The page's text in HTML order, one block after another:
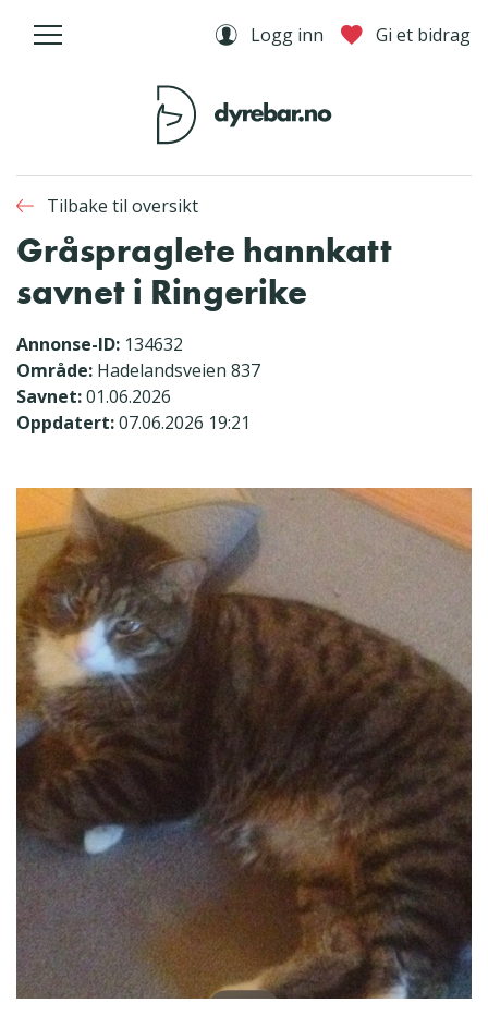
Logg inn Gi et bidrag
Tilbake til oversikt
Gråspraglete hannkatt
savnet i Ringerike
Annonse-ID: 134632
Område: Hadelandsveien 837
Savnet:01.06.2026
Oppdatert:07.06.2026 19:21